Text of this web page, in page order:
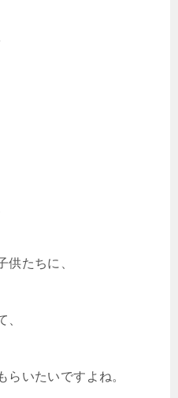
供たちに、
、
らいたいですよね。